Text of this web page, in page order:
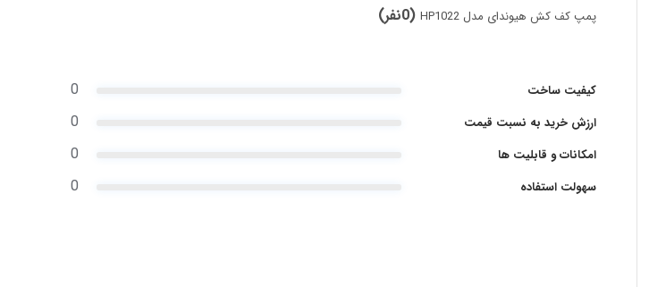
پمپ کف کش هیوندای مدل HP1022 (0نفر)
کیفیت ساخت 0
ارزش خرید به نسبت قیمت 0
امکانات و قابلیت ها 0
سهولت استفاده 0